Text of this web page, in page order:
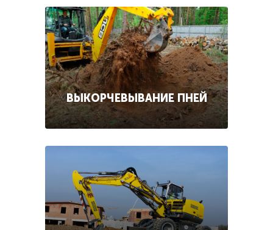
ВЫКОРЧЕВЫВАНИЕ ПНЕЙ